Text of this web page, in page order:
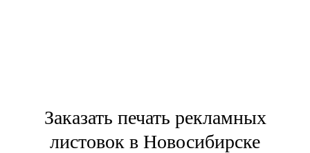
Заказать печать рекламных
листовок в Новосибирске